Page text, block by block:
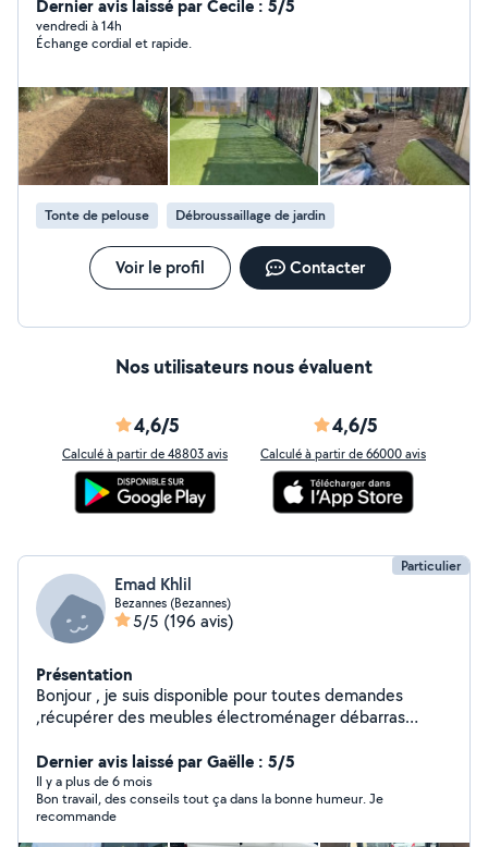
Dernier avis laissé par Cecile : 5/5
vendredi à 14h
Échange cordial et rapide.
Tonte de pelouse Débroussaillage de jardin
Voir le profil Contacter
Nos utilisateurs nous évaluent
4,6/5
Calculé à partir de 48803 avis
4,6/5
Calculé à partir de 66000 avis
Particulier
Emad Khlil
Bezannes (Bezannes)
5/5 (196 avis)
Présentation
Bonjour , je suis disponible pour toutes demandes
,récupérer des meubles électroménager débarras
Dernier avis laissé par Gaëlle : 5/5
Il y a plus de 6 mois
Bon travail, des conseils tout ça dans la bonne humeur. Je
recommande